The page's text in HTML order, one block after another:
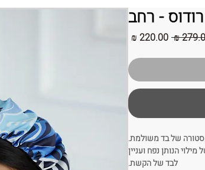
- רחב
מחיר
של בד משולמת.
הנותן נפח ועניין
לבד של הקשת.